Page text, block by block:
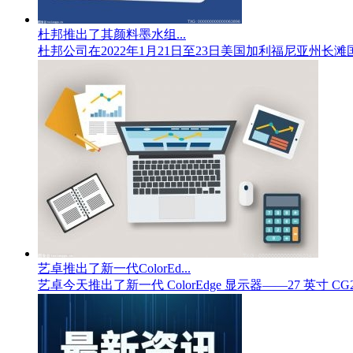
杜邦推出了其颜料墨水组...
杜邦公司在2022年1月21日至23日美国加利福尼亚州长滩
艺卓推出了新一代ColorEd...
艺卓今天推出了新一代 ColorEdge 显示器——27 英寸